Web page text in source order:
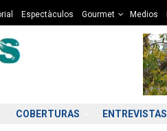
Espectàculos Gourmet Medios
COBERTURAS ENTREVISTAS